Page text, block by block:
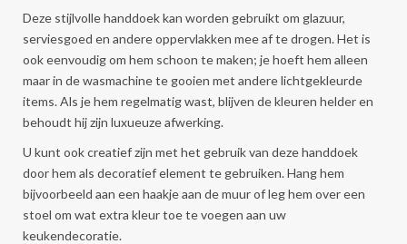
Deze stijlvolle handdoek kan worden gebruikt om glazuur,
serviesgoed en andere oppervlakken mee af te drogen. Het is
ook eenvoudig om hem schoon te maken; je hoeft hem alleen
maar in de wasmachine te gooien met andere lichtgekleurde
items. Als je hem regelmatig wast, blijven de kleuren helder en
behoudt hij zijn luxueuze afwerking.
U kunt ook creatief zijn met het gebruik van deze handdoek
door hem als decoratief element te gebruiken. Hang hem
bijvoorbeeld aan een haakje aan de muur of leg hem over een
stoel om wat extra kleur toe te voegen aan uw
keukendecoratie.